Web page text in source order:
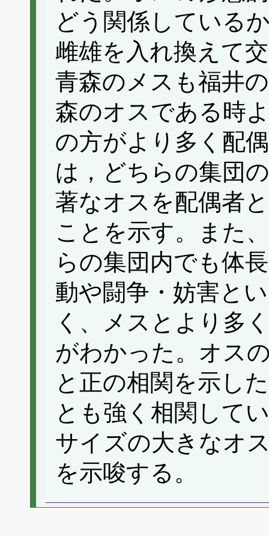
どう関係している
雌雄を入れ換えて
青森のメスも福井
森のオスである時
の方がより多く配
は，どちらの集団
著なオスを配偶者
ことを示す。また
らの集団内でも体
動や闘争・妨害と
く、メスとより多
がわかった。オス
と正の相関を示し
とも強く相関して
サイズの大きなオ
を示唆する。